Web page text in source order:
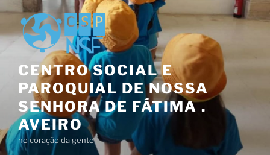
Saltar
o
conteúdo
CENTRO SOCIAL E
PAROQUIAL DE NOSSA
SENHORA DE FÁTIMA .
AVEIRO
no coração da gente